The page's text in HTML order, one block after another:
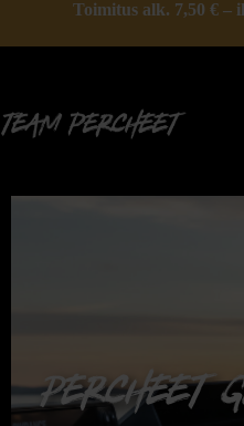
Toimitus alk. 7,50 € –
Percheet